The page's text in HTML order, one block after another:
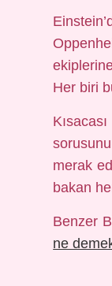
Her biri
merak
bakan
Benzer
ne